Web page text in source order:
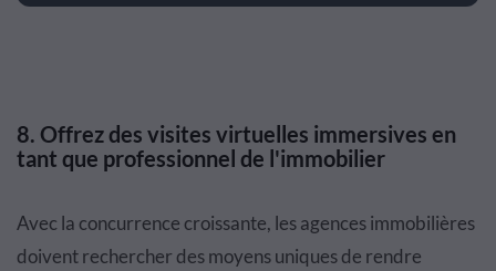
8. Offrez des visites virtuelles immersives en
tant que professionnel de l'immobilier
Avec la concurrence croissante, les agences immobilières
doivent rechercher des moyens uniques de rendre